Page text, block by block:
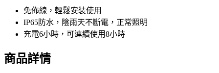
免佈線，輕鬆安裝使用
IP65防水，陰雨天不斷電，正常照明
充電6小時，可連續使用8小時
商品詳情